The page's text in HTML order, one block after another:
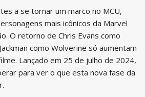
a se tornar um marco no MCU,
mais icônicos da Marvel
O retorno de Chris Evans como
como Wolverine só aumentam
Lançado em 25 de julho de 2024,
para ver o que esta nova fase da